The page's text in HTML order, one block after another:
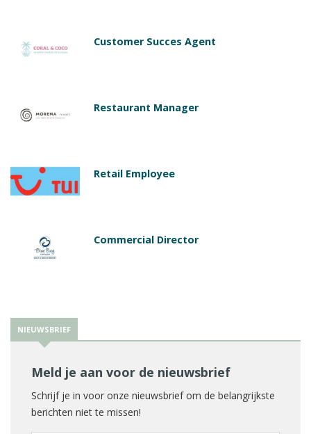
Customer Succes Agent
Restaurant Manager
Retail Employee
Commercial Director
NIEUWSBRIEF
Meld je aan voor de nieuwsbrief
Schrijf je in voor onze nieuwsbrief om de belangrijkste
berichten niet te missen!